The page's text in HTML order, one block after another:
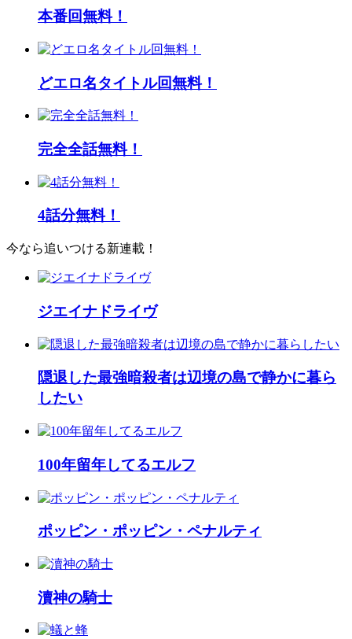
本番回無料！
どエロ名タイトル回無料！
完全全話無料！
4話分無料！
今なら追いつける新連載！
ジエイナドライヴ
隠退した最強暗殺者は辺境の島で静かに暮ら
したい
100年留年してるエルフ
ポッピン・ポッピン・ペナルティ
瀆神の騎士